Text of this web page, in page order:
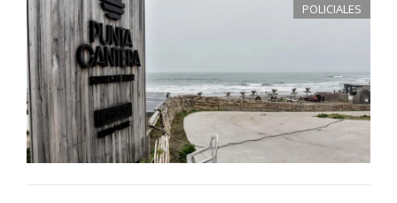
POLICIALES